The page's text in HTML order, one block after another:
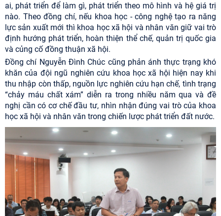
ai, phát triển để làm gì, phát triển theo mô hình và hệ giá trị
nào. Theo đồng chí, nếu khoa học - công nghệ tạo ra năng
lực sản xuất mới thì khoa học xã hội và nhân văn giữ vai trò
định hướng phát triển, hoàn thiện thể chế, quản trị quốc gia
và củng cố đồng thuận xã hội.
Đồng chí Nguyễn Đình Chúc cũng phản ánh thực trạng khó
khăn của đội ngũ nghiên cứu khoa học xã hội hiện nay khi
thu nhập còn thấp, nguồn lực nghiên cứu hạn chế, tình trạng
“chảy máu chất xám” diễn ra trong nhiều năm qua và đề
nghị cần có cơ chế đầu tư, nhìn nhận đúng vai trò của khoa
học xã hội và nhân văn trong chiến lược phát triển đất nước.